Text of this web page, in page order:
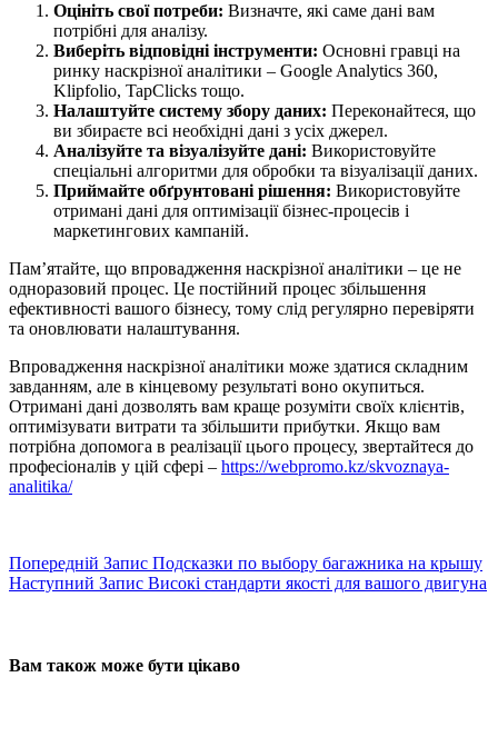
Оцініть свої потреби: Визначте, які саме дані вам
потрібні для аналізу.
Виберіть відповідні інструменти: Основні гравці на
ринку наскрізної аналітики – Google Analytics 360,
Klipfolio, TapClicks тощо.
Налаштуйте систему збору даних: Переконайтеся, що
ви збираєте всі необхідні дані з усіх джерел.
Аналізуйте та візуалізуйте дані: Використовуйте
спеціальні алгоритми для обробки та візуалізації даних.
Приймайте обґрунтовані рішення: Використовуйте
отримані дані для оптимізації бізнес-процесів і
маркетингових кампаній.
Пам’ятайте, що впровадження наскрізної аналітики – це не
одноразовий процес. Це постійний процес збільшення
ефективності вашого бізнесу, тому слід регулярно перевіряти
та оновлювати налаштування.
Впровадження наскрізної аналітики може здатися складним
завданням, але в кінцевому результаті воно окупиться.
Отримані дані дозволять вам краще розуміти своїх клієнтів,
оптимізувати витрати та збільшити прибутки. Якщо вам
потрібна допомога в реалізації цього процесу, звертайтеся до
професіоналів у цій сфері – https://webpromo.kz/skvoznaya-
analitika/
Попередній Запис Подсказки по выбору багажника на крышу
Наступний Запис Високі стандарти якості для вашого двигуна
Вам також може бути цікаво